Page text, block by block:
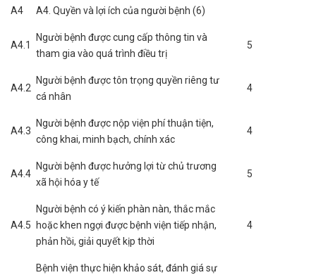
A4 A4. Quyền và lợi ích của người bệnh (6)
A4.1
Người bệnh được cung cấp thông tin và
tham gia vào quá trình điều trị
5
A4.2
Người bệnh được tôn trọng quyền riêng tư
cá nhân
4
A4.3
Người bệnh được nộp viện phí thuận tiện,
công khai, minh bạch, chính xác
4
A4.4
Người bệnh được hưởng lợi từ chủ trương
xã hội hóa y tế
5
A4.5
Người bệnh có ý kiến phàn nàn, thắc mắc
hoặc khen ngợi được bệnh viện tiếp nhận,
phản hồi, giải quyết kịp thời
4
Bệnh viện thực hiện khảo sát, đánh giá sự